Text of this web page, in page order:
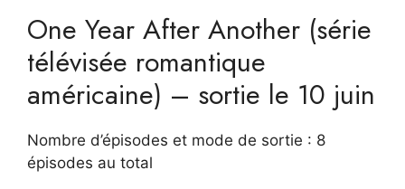
One Year After Another (série
télévisée romantique
américaine) – sortie le 10 juin
Nombre d’épisodes et mode de sortie : 8
épisodes au total